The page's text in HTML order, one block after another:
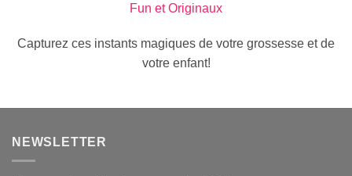
Fun et Originaux
Capturez ces instants magiques de votre grossesse et de
votre enfant!
NEWSLETTER